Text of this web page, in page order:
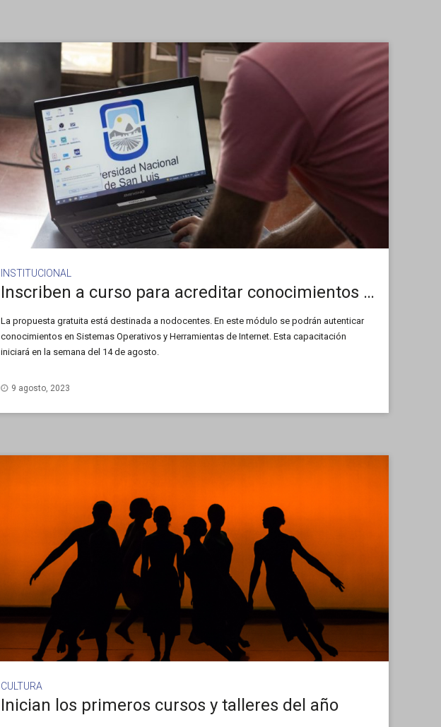
INSTITUCIONAL
Inscriben a curso para acreditar conocimientos en computación
La propuesta gratuita está destinada a nodocentes. En este módulo se podrán autenticar
conocimientos en Sistemas Operativos y Herramientas de Internet. Esta capacitación
iniciará en la semana del 14 de agosto.
9 agosto, 2023
CULTURA
Inician los primeros cursos y talleres del año